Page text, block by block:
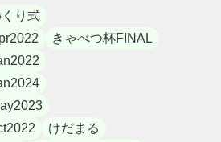
り式
きゃべつ杯FINAL
けだまる